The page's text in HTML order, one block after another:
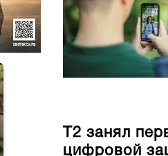
Т2 занял
цифровой